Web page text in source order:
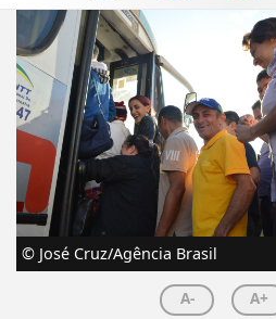
© José Cruz/Agência Brasil
A- A+